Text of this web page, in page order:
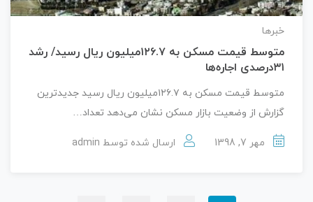
خبرها
متوسط قیمت مسکن به ۱۲۶.۷میلیون ریال رسید/ رشد
۳۱درصدی اجاره‌ها
متوسط قیمت مسکن به ۱۲۶.۷میلیون ریال رسید جدیدترین
گزارش از وضعیت بازار مسکن نشان می‎‌دهد تعداد…
مهر 7, 1398 ارسال شده توسط admin